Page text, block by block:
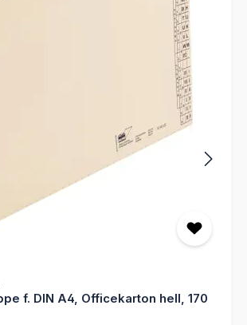
f. DIN A4, Officekarton hell, 170